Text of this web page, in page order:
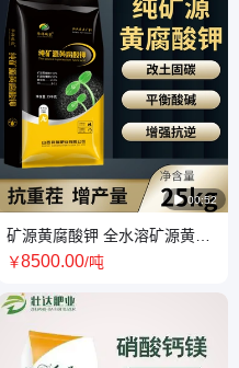
 00:52
矿源黄腐酸钾 全水溶矿源黄腐
酸钾 生根壮苗 腐殖酸60% 腐殖
￥8500.00/吨